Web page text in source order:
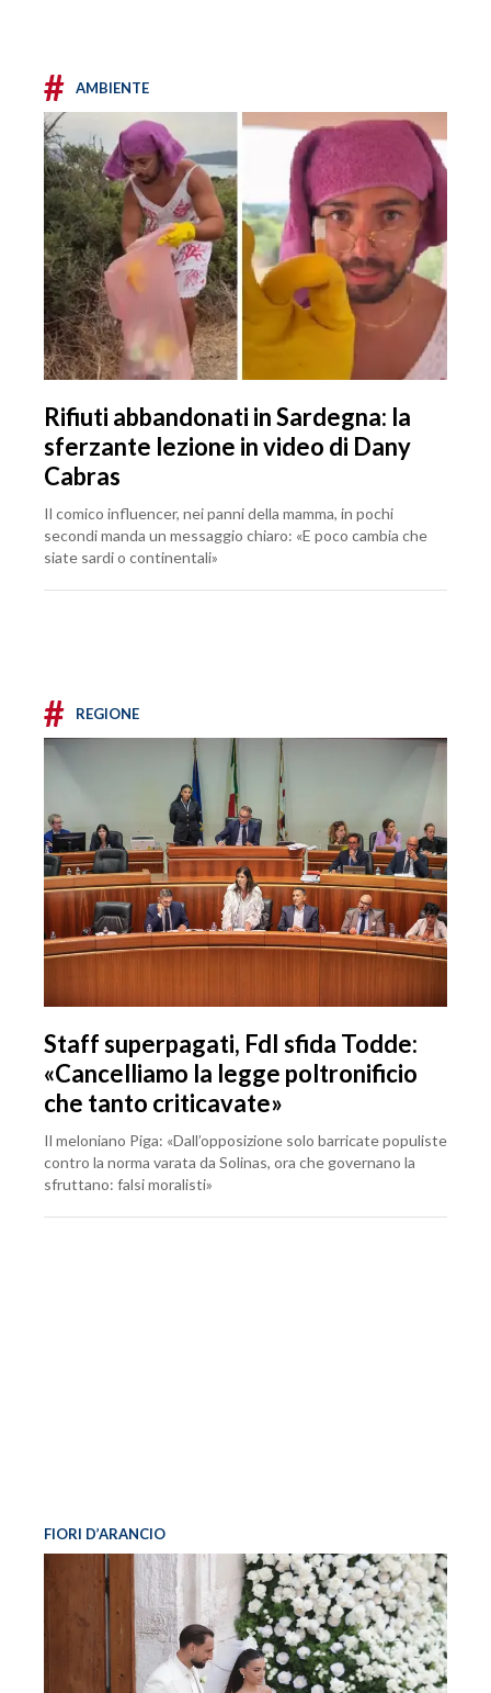
# AMBIENTE
Rifiuti abbandonati in Sardegna: la
sferzante lezione in video di Dany
Cabras
Il comico influencer, nei panni della mamma, in pochi
secondi manda un messaggio chiaro: «E poco cambia che
siate sardi o continentali»
# REGIONE
Staff superpagati, FdI sfida Todde:
«Cancelliamo la legge poltronificio
che tanto criticavate»
Il meloniano Piga: «Dall’opposizione solo barricate populiste
contro la norma varata da Solinas, ora che governano la
sfruttano: falsi moralisti»
FIORI D’ARANCIO